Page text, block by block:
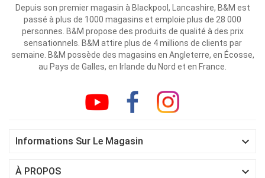
Depuis son premier magasin à Blackpool, Lancashire, B&M est
passé à plus de 1000 magasins et emploie plus de 28 000
personnes. B&M propose des produits de qualité à des prix
sensationnels. B&M attire plus de 4 millions de clients par
semaine. B&M possède des magasins en Angleterre, en Écosse,
au Pays de Galles, en Irlande du Nord et en France.
Informations Sur Le Magasin 
À PROPOS 